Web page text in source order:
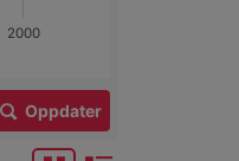
2000
Oppdater